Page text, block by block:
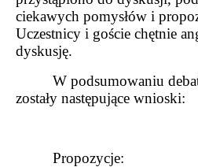
ciekawych pomysłów i
Uczestnicy i goście chętnie
dyskusję.
W podsumowaniu
zostały następujące wnioski:
Propozycje: